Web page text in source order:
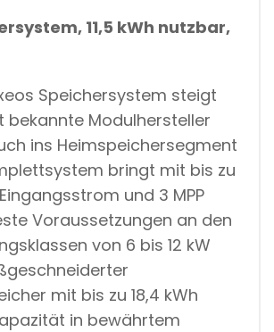
11,5 kWh nutzbar,
Speichersystem steigt
bekannte Modulhersteller
ins Heimspeichersegment
bringt mit bis zu
und 3 MPP
Voraussetzungen an den
von 6 bis 12 kW
mit bis zu 18,4 kWh
in bewährtem